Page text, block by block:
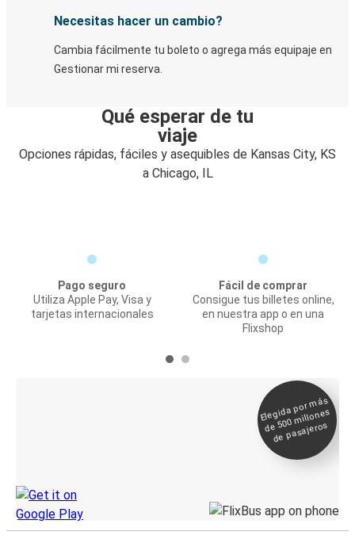
Necesitas hacer un cambio?
Cambia fácilmente tu boleto o agrega más equipaje en
Gestionar mi reserva.
Qué esperar de tu
viaje
Opciones rápidas, fáciles y asequibles de Kansas City, KS
a Chicago, IL
Pago seguro
Utiliza Apple Pay, Visa y
tarjetas internacionales
Fácil de comprar
Consigue tus billetes online,
en nuestra app o en una
Flixshop
Elegida por
más
de 500
millones
de pasajeros